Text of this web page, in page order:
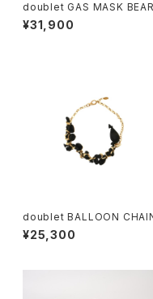
doublet GAS MASK BEAR K
EY RING (Silver)
¥31,900
doublet BALLOON CHAIN
NECKLACE (Gold)
¥25,300